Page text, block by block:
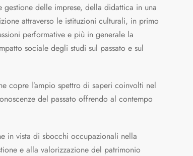
gestione delle imprese, della didattica in una
attraverso le istituzioni culturali, in primo
performative e più in generale la
sociale degli studi sul passato e sul
copre l’ampio spettro di saperi coinvolti nel
del passato offrendo al contempo
in vista di sbocchi occupazionali nella
e alla valorizzazione del patrimonio